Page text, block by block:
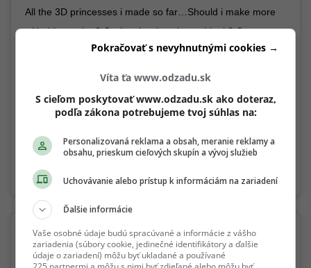
All the 3D princesses i made so far…Should i make more
with this version? Or the classic animated look? Comment
down below! . Images found from many realms of internet.
#collageartist #contemporarycollage #disneyfanart
#aladdin #ariel #jasmine #art
A post shared by
Víta ťa www.odzadu.sk
S cieľom poskytovať www.odzadu.sk ako doteraz,
podľa zákona potrebujeme tvoj súhlas na:
Personalizovaná reklama a obsah, meranie reklamy a
obsahu, prieskum cieľových skupín a vývoj služieb
Uchovávanie alebo prístup k informáciám na zariadení
Ďalšie informácie
Vaše osobné údaje budú spracúvané a informácie z vášho
zariadenia (súbory cookie, jedinečné identifikátory a ďalšie
údaje o zariadení) môžu byť ukladané a používané
Pokračovať s nevyhnutnými cookies →